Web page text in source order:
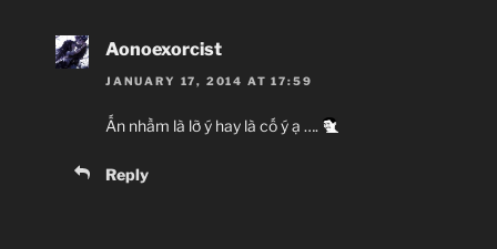
Aonoexorcist
JANUARY 17, 2014 AT 17:59
Ấn nhầm là lỡ ý hay là cố ý ạ ….
Reply